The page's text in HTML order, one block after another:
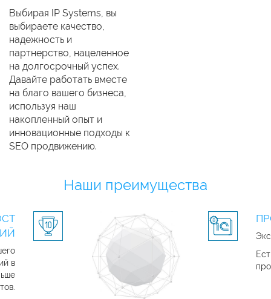
Выбирая IP Systems, вы
выбираете качество,
надежность и
партнерство, нацеленное
на долгосрочный успех.
Давайте работать вместе
на благо вашего бизнеса,
используя наш
накопленный опыт и
инновационные подходы к
SEO продвижению.
Наши преимущества
в